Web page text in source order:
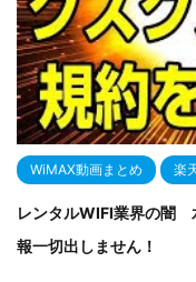
WiMAX動画まとめ 楽
レンタルWIFI業界の闇
報一切出しません！